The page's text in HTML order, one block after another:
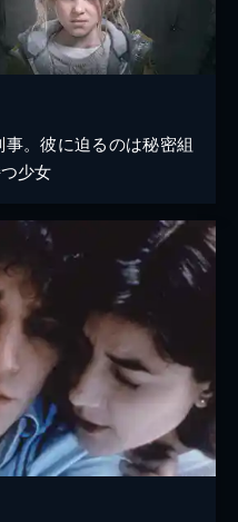
。彼に迫るのは秘密組
少女